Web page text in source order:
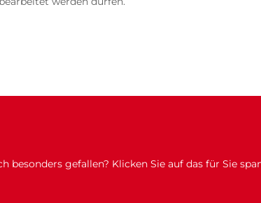
gefallen? Klicken Sie auf das für Sie